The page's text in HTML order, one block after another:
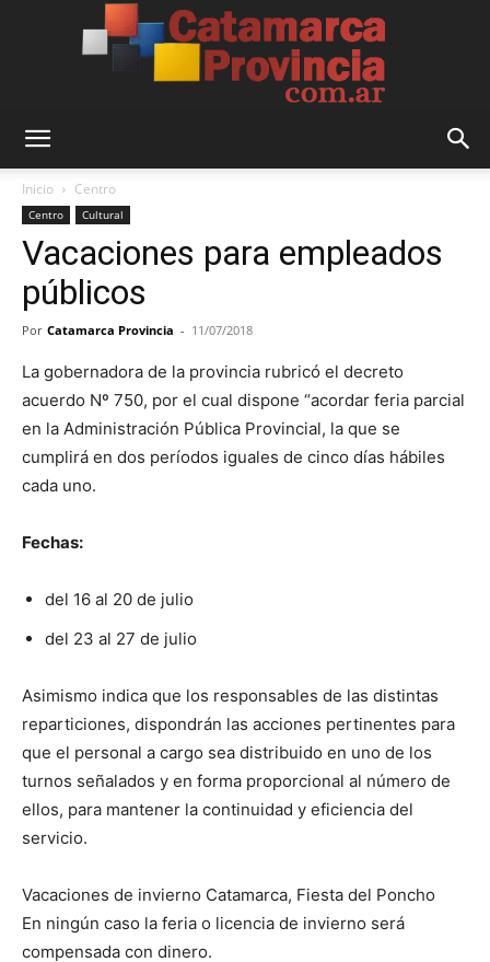
Provincia
Inicio Centro
Centro Cultural
Vacaciones para empleados
públicos
Por Catamarca Provincia - 11/07/2018
La gobernadora de la provincia rubricó el decreto
acuerdo Nº 750, por el cual dispone “acordar feria parcial
en la Administración Pública Provincial, la que se
cumplirá en dos períodos iguales de cinco días hábiles
cada uno.
Fechas:
del 16 al 20 de julio
del 23 al 27 de julio
Asimismo indica que los responsables de las distintas
reparticiones, dispondrán las acciones pertinentes para
que el personal a cargo sea distribuido en uno de los
turnos señalados y en forma proporcional al número de
ellos, para mantener la continuidad y eficiencia del
servicio.
Vacaciones de invierno Catamarca, Fiesta del Poncho
En ningún caso la feria o licencia de invierno será
compensada con dinero.